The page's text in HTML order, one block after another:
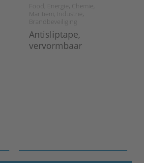
Food, Energie, Chemie,
Maritiem, Industrie,
Brandbeveiliging
Antisliptape,
vervormbaar